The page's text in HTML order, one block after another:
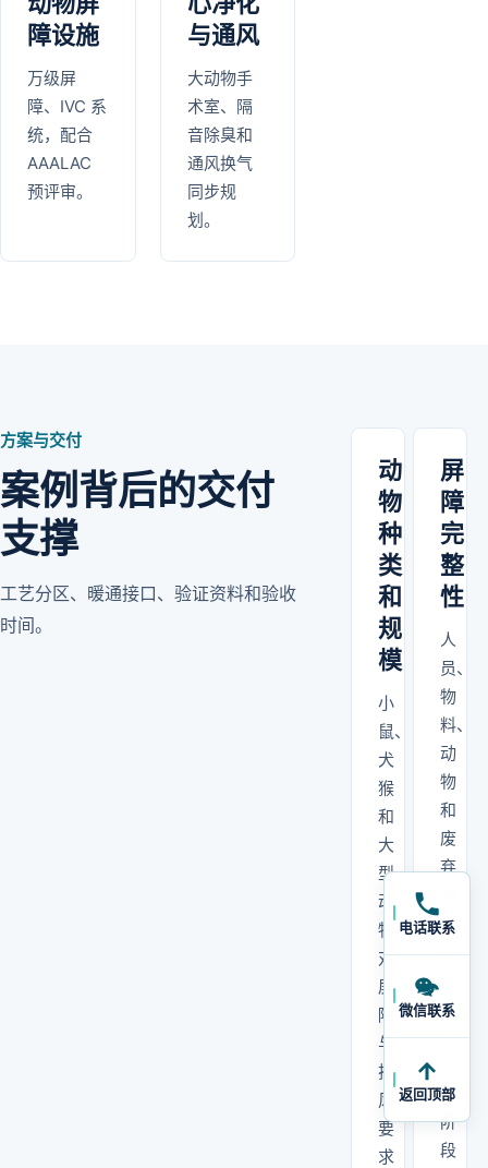
障设施
万级屏
障、IVC 系
统，配合
AAALAC
预评审。
与通风
大动物手
术室、隔
音除臭和
通风换气
同步规
划。
方案与交付
案例背后的交付
支撑
工艺分区、暖通接口、验证资料和验收
时间。
动
物
种
类
和
规
模
小
鼠、
犬
猴
和
大
型
动
物
对
屏
障
与
排
风
要
求
屏
障
完
整
性
人
员、
物
料、
动
物
和
废
弃
的
流
要
在
面
阶
段
电话联系
微信联系
返回顶部